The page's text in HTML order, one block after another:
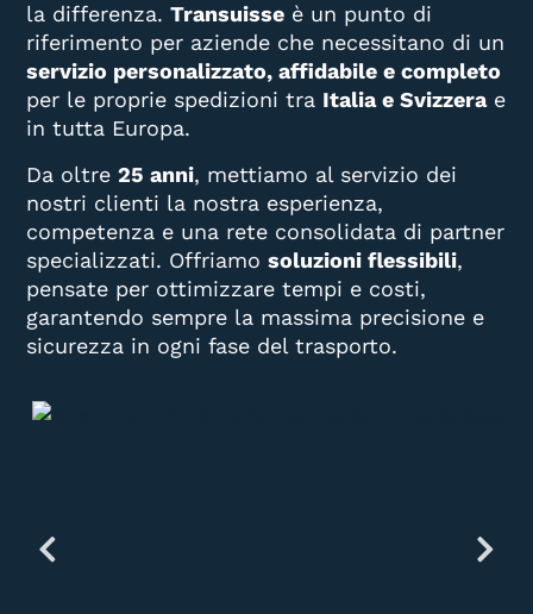
la differenza.Transuisse è un punto di
riferimento per aziende che necessitano di un
servizio personalizzato, affidabile e completo
per le proprie spedizioni tra Italia e Svizzerae
in tutta Europa.
Da oltre25 anni, mettiamo al servizio dei
nostri clienti la nostra esperienza,
competenza e una rete consolidata di partner
specializzati. Offriamosoluzioni flessibili,
pensate per ottimizzare tempi e costi,
garantendo sempre la massima precisione e
sicurezza in ogni fase del trasporto.